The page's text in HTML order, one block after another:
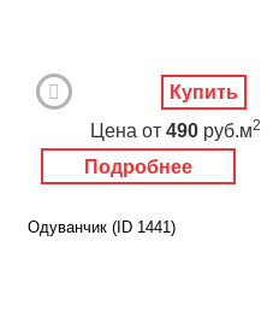
Подробнее
Цена от 490 руб.м2
Купить
Одуванчик (ID 1441)